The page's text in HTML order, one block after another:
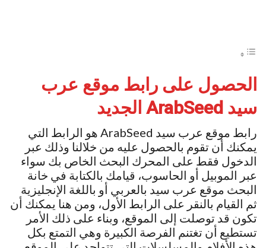
الحصول على رابط موقع عرب
سيد ArabSeed الجديد
رابط موقع عرب سيد ArabSeed هو الرابط التي
يمكنك أن تقوم بالحصول عليه من خلالنا وذلك عبر
الدخول فقط على المحرك البحث الخاص بك سواء
عبر الموبيل أو الحاسوب، قيامك بالكتابة في خانة
البحث موقع عرب سيد بالعربي أو باللغة الإنجليزية
ثم القيام بالنقر على الرابط الأول، ومن هنا يمكنك أن
تكون قد توصلت إلى الموقع، وبناء على ذلك الأمر
تستطيع أن تغتنم الفرصة الكبيرة وهي التمتع بكل